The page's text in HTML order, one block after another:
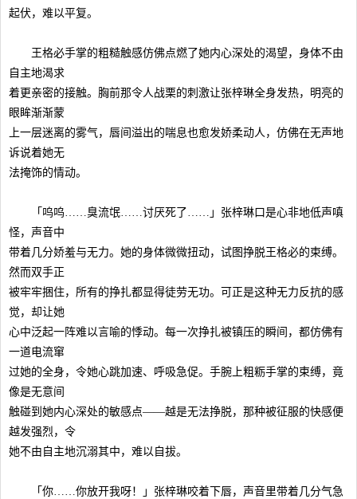
起伏，难以平复。
王格必手掌的粗糙触感仿佛点燃了她内心深处的渴望，身体不由
自主地渴求
着更亲密的接触。胸前那令人战栗的刺激让张梓琳全身发热，明亮的
眼眸渐渐蒙
上一层迷离的雾气，唇间溢出的喘息也愈发娇柔动人，仿佛在无声地
诉说着她无
法掩饰的情动。
「呜呜……臭流氓……讨厌死了……」张梓琳口是心非地低声嗔
怪，声音中
带着几分娇羞与无力。她的身体微微扭动，试图挣脱王格必的束缚。
然而双手正
被牢牢捆住，所有的挣扎都显得徒劳无功。可正是这种无力反抗的感
觉，却让她
心中泛起一阵难以言喻的悸动。每一次挣扎被镇压的瞬间，都仿佛有
一道电流窜
过她的全身，令她心跳加速、呼吸急促。手腕上粗粝手掌的束缚，竟
像是无意间
触碰到她内心深处的敏感点——越是无法挣脱，那种被征服的快感便
越发强烈，令
她不由自主地沉溺其中，难以自拔。
「你……你放开我呀！」张梓琳咬着下唇，声音里带着几分气急